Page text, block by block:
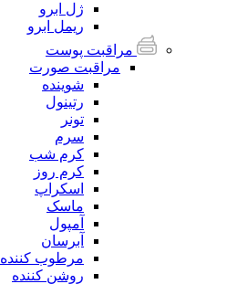
ژل ابرو
ریمل ابرو
مراقبت پوست
مراقبت صورت
شوینده
رتینول
تونر
سرم
کرم شب
کرم روز
اسکراپ
ماسک
آمپول
آبرسان
مرطوب کننده
روشن کننده